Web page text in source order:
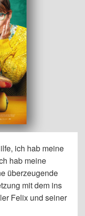
ich hab meine
hab meine
überzeugende
mit dem ins
Felix und seiner